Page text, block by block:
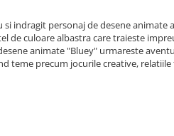
si indragit personaj de desene animate
de culoare albastra care traieste
animate "Bluey" urmareste
teme precum jocurile creative,